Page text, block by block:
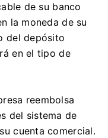
de su banco
la moneda de su
del depósito
en el tipo de
reembolsa
del sistema de
cuenta comercial.